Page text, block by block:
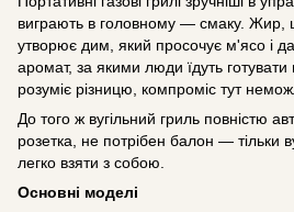
виграють в головному — смаку. Жир,
утворює дим, який просочує м'ясо і
аромат, за якими люди їдуть
розуміє різницю, компроміс тут
До того ж вугільний гриль повністю
розетка, не потрібен балон — тільки
легко взяти з собою.
Основні моделі